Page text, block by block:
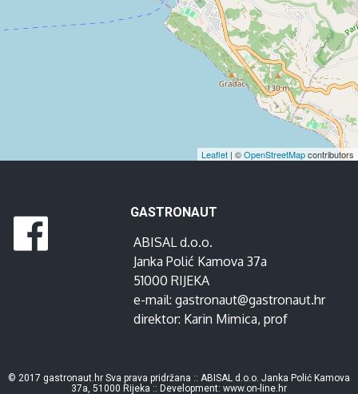
Leaflet | ©OpenStreetMapcontributors
GASTRONAUT
ABISAL d.o.o.
Janka Polić Kamova 37a
51000 RIJEKA
e-mail: gastronaut@gastronaut.hr
direktor: Karin Mimica, prof
© 2017 gastronaut.hr Sva prava pridržana :: ABISAL d.o.o. Janka Polić Kamova
37a, 51000 Rijeka :: Development: www.on-line.hr